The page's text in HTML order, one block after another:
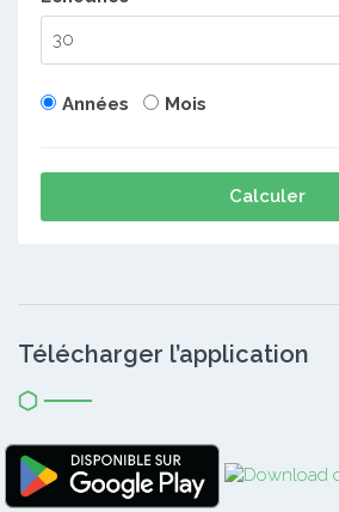
Années Mois
Calculer
Télécharger l’application